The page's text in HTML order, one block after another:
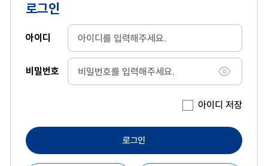
로그인
아이디
비밀번호
비밀번호
아이디 저장
로그인